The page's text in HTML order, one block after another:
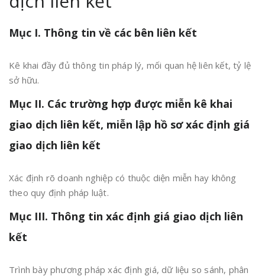
Mục I. Thông tin về các bên liên kết
Kê khai đầy đủ thông tin pháp lý, mối quan hệ liên kết, tỷ lệ
sở hữu.
Mục II. Các trường hợp được miễn kê khai
giao dịch liên kết, miễn lập hồ sơ xác định giá
giao dịch liên kết
Xác định rõ doanh nghiệp có thuộc diện miễn hay không
theo quy định pháp luật.
Mục III. Thông tin xác định giá giao dịch liên
kết
Trình bày phương pháp xác định giá, dữ liệu so sánh, phân